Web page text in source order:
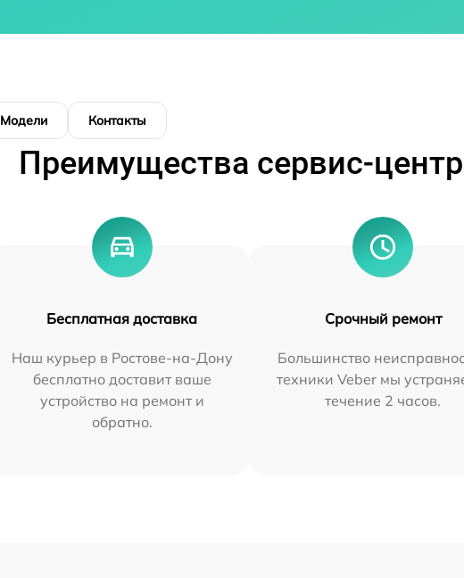
Модели Контакты
Преимущества сервис-
Бесплатная доставка
Наш курьер в Ростове-на-Дону
бесплатно доставит ваше
устройство на ремонт и
обратно.
Срочный ремонт
Большинство
техники Veber мы
течение 2 часов.